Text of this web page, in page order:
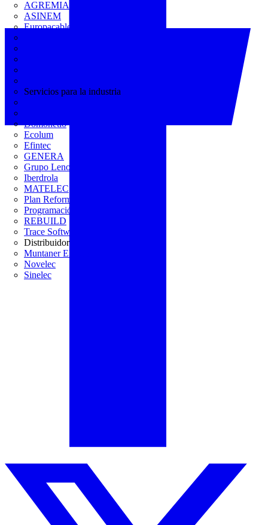
AGREMIA
ASINEM
Europacable
Servicios para la industria
Domonetio
Ecolum
Efintec
GENERA
Grupo Lenor
Iberdrola
MATELEC
Plan Reforma
Programación Integral
REBUILD
Trace Software
Distribuidor
Muntaner Electro
Novelec
Sinelec